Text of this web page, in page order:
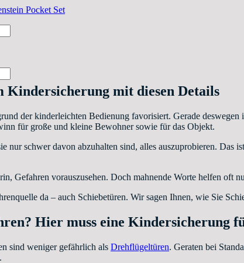
Kindersicherung mit diesen Details
der kinderleichten Bedienung favorisiert. Gerade
für große und kleine Bewohner sowie für das Objekt.
nur schwer davon abzuhalten sind, alles auszuprobieren.
Gefahren vorauszusehen. Doch mahnende Worte helfen oft
da – auch Schiebetüren. Wir sagen Ihnen, wie Sie
Hier muss eine Kindersicherung
sind weniger gefährlich als Drehflügeltüren. Geraten bei